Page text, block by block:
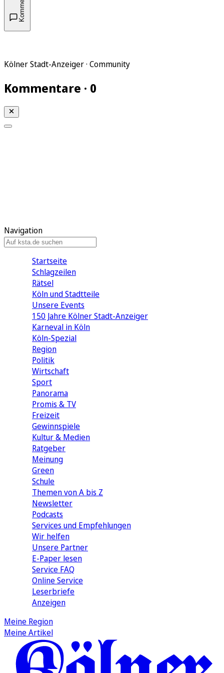
Kölner Stadt-Anzeiger · Community
Kommentare · 0
Navigation
Startseite
Schlagzeilen
Rätsel
Köln und Stadtteile
Unsere Events
150 Jahre Kölner Stadt-Anzeiger
Karneval in Köln
Köln-Spezial
Region
Politik
Wirtschaft
Sport
Panorama
Promis & TV
Freizeit
Gewinnspiele
Kultur & Medien
Ratgeber
Meinung
Green
Schule
Themen von A bis Z
Newsletter
Podcasts
Services und Empfehlungen
Wir helfen
Unsere Partner
E-Paper lesen
Service FAQ
Online Service
Leserbriefe
Anzeigen
Meine Region
Meine Artikel